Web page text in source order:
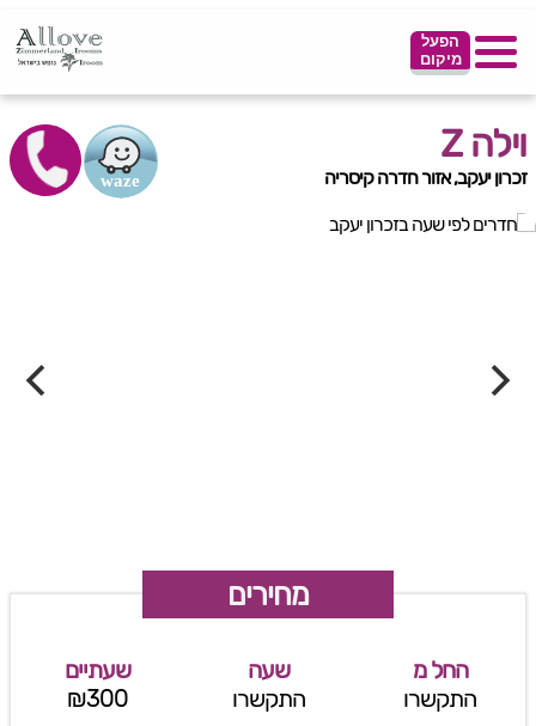
הפעל
מיקום
וילה Z
זכרון יעקב, אזור חדרה קיסריה
מחירים
החל מ
התקשרו
שעה
התקשרו
שעתיים
₪300